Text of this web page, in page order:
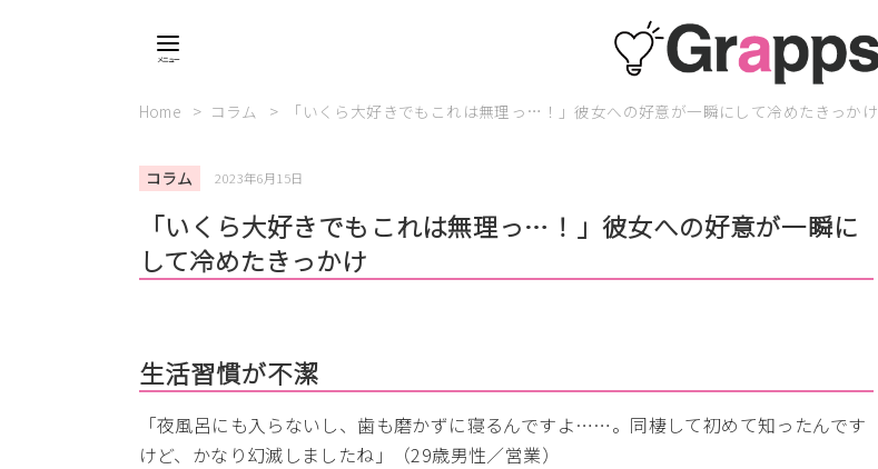
Home コラム 「いくら大好きでもこれは無理っ…！」彼女への好意が一瞬にして冷めたきっかけ
コラム 2023年6月15日
「いくら大好きでもこれは無理っ…！」彼女への好意が一瞬に
して冷めたきっかけ
生活習慣が不潔
「夜風呂にも入らないし、歯も磨かずに寝るんですよ……。同棲して初めて知ったんです
けど、かなり幻滅しましたね」（29歳男性／営業）